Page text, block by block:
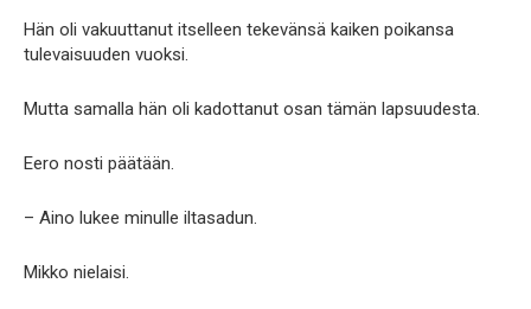
Hän oli vakuuttanut itselleen tekevänsä kaiken poikansa
tulevaisuuden vuoksi.
Mutta samalla hän oli kadottanut osan tämän lapsuudesta.
Eero nosti päätään.
– Aino lukee minulle iltasadun.
Mikko nielaisi.